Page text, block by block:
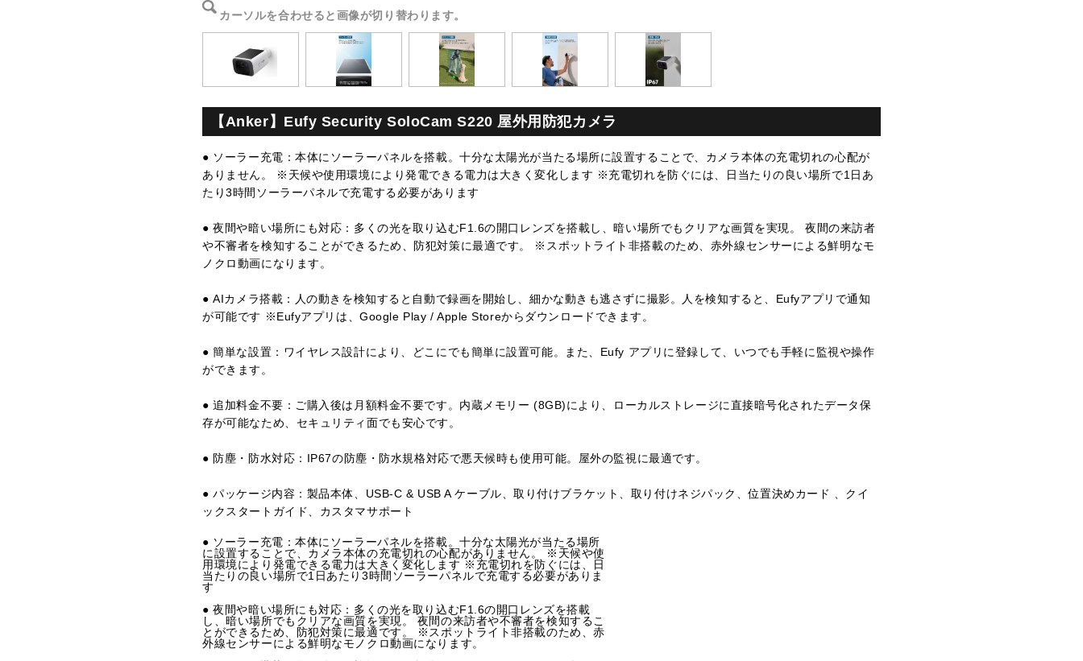
カーソルを合わせると画像が切り替わります。
【Anker】Eufy Security SoloCam S220 屋外用防犯カメラ
● ソーラー充電：本体にソーラーパネルを搭載。十分な太陽光が当たる場所に設置することで、カメラ本体の充電切れの心配が
ありません。 ※天候や使用環境により発電できる電力は大きく変化します ※充電切れを防ぐには、日当たりの良い場所で1日あ
たり3時間ソーラーパネルで充電する必要があります
● 夜間や暗い場所にも対応：多くの光を取り込むF1.6の開口レンズを搭載し、暗い場所でもクリアな画質を実現。 夜間の来訪者
や不審者を検知することができるため、防犯対策に最適です。 ※スポットライト非搭載のため、赤外線センサーによる鮮明なモ
ノクロ動画になります。
● AIカメラ搭載：人の動きを検知すると自動で録画を開始し、細かな動きも逃さずに撮影。人を検知すると、Eufyアプリで通知
が可能です ※Eufyアプリは、Google Play / Apple Storeからダウンロードできます。
● 簡単な設置：ワイヤレス設計により、どこにでも簡単に設置可能。また、Eufy アプリに登録して、いつでも手軽に監視や操作
ができます。
● 追加料金不要：ご購入後は月額料金不要です。内蔵メモリー (8GB)により、ローカルストレージに直接暗号化されたデータ保
存が可能なため、セキュリティ面でも安心です。
● 防塵・防水対応：IP67の防塵・防水規格対応で悪天候時も使用可能。屋外の監視に最適です。
● パッケージ内容：製品本体、USB-C & USB A ケーブル、取り付けブラケット、取り付けネジパック、位置決めカード 、クイ
ックスタートガイド、カスタマサポート
● ソーラー充電：本体にソーラーパネルを搭載。十分な太陽光が当たる場所
に設置することで、カメラ本体の充電切れの心配がありません。 ※天候や使
用環境により発電できる電力は大きく変化します ※充電切れを防ぐには、日
当たりの良い場所で1日あたり3時間ソーラーパネルで充電する必要がありま
す
● 夜間や暗い場所にも対応：多くの光を取り込むF1.6の開口レンズを搭載
し、暗い場所でもクリアな画質を実現。 夜間の来訪者や不審者を検知するこ
とができるため、防犯対策に最適です。 ※スポットライト非搭載のため、赤
外線センサーによる鮮明なモノクロ動画になります。